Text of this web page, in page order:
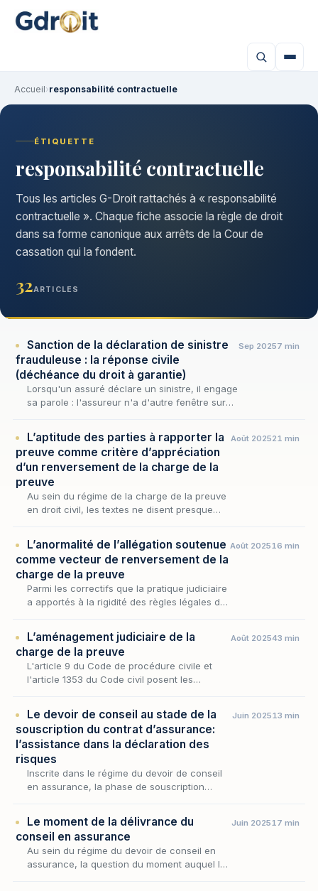
Accueil›responsabilité contractuelle
ÉTIQUETTE
responsabilité contractuelle
Tous les articles G-Droit rattachés à « responsabilité
contractuelle ». Chaque fiche associe la règle de droit
dans sa forme canonique aux arrêts de la Cour de
cassation qui la fondent.
32ARTICLES
Sanction de la déclaration de sinistre
frauduleuse : la réponse civile
(déchéance du droit à garantie)
Lorsqu'un assuré déclare un sinistre, il engage
sa parole : l'assureur n'a d'autre fenêtre sur
Sep 20257 min
L’aptitude des parties à rapporter la
preuve comme critère d’appréciation
d’un renversement de la charge de la
preuve
Au sein du régime de la charge de la preuve
en droit civil, les textes ne disent presque
Août 202521 min
L’anormalité de l’allégation soutenue
comme vecteur de renversement de la
charge de la preuve
Parmi les correctifs que la pratique judiciaire
a apportés à la rigidité des règles légales de
une p…
Août 202516 min
L’aménagement judiciaire de la
charge de la preuve
L'article 9 du Code de procédure civile et
l'article 1353 du Code civil posent les
ces textes lais…
Août 202543 min
Le devoir de conseil au stade de la
souscription du contrat d’assurance:
l’assistance dans la déclaration des
risques
Inscrite dans le régime du devoir de conseil
en assurance, la phase de souscription
consultatif pou…
Juin 202513 min
Le moment de la délivrance du
conseil en assurance
Au sein du régime du devoir de conseil en
assurance, la question du moment auquel le
Juin 202517 min